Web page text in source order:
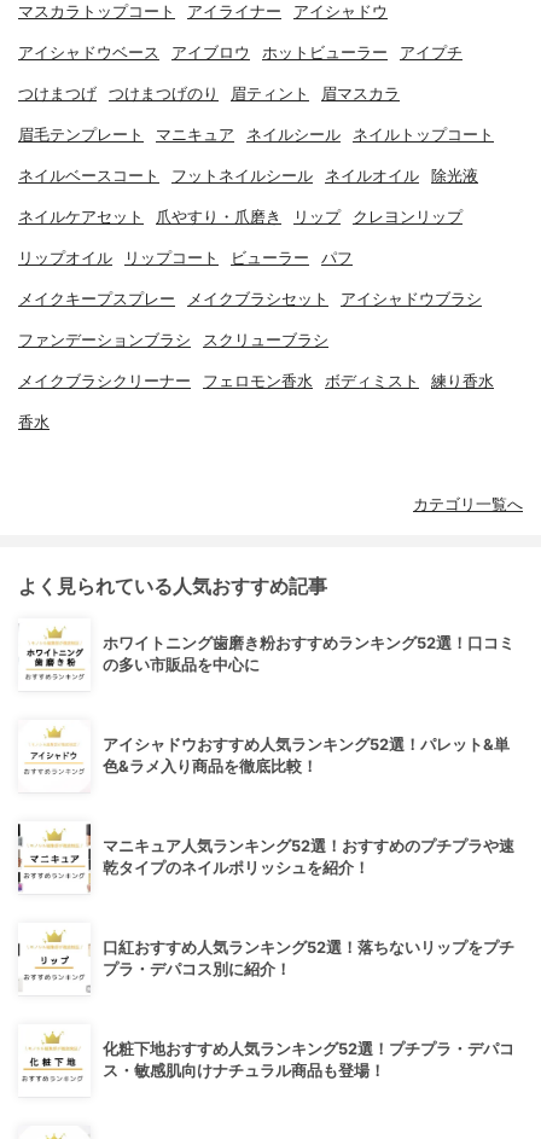
マスカラトップコート アイライナー アイシャドウ
アイシャドウベース アイブロウ ホットビューラー アイプチ
つけまつげ つけまつげのり 眉ティント 眉マスカラ
眉毛テンプレート マニキュア ネイルシール ネイルトップコート
ネイルベースコート フットネイルシール ネイルオイル 除光液
ネイルケアセット 爪やすり・爪磨き リップ クレヨンリップ
リップオイル リップコート ビューラー パフ
メイクキープスプレー メイクブラシセット アイシャドウブラシ
ファンデーションブラシ スクリューブラシ
メイクブラシクリーナー フェロモン香水 ボディミスト 練り香水
香水
カテゴリ一覧へ
よく見られている人気おすすめ記事
ホワイトニング歯磨き粉おすすめランキング52選！口コミ
の多い市販品を中心に
アイシャドウおすすめ人気ランキング52選！パレット&単
色&ラメ入り商品を徹底比較！
マニキュア人気ランキング52選！おすすめのプチプラや速
乾タイプのネイルポリッシュを紹介！
口紅おすすめ人気ランキング52選！落ちないリップをプチ
プラ・デパコス別に紹介！
化粧下地おすすめ人気ランキング52選！プチプラ・デパコ
ス・敏感肌向けナチュラル商品も登場！